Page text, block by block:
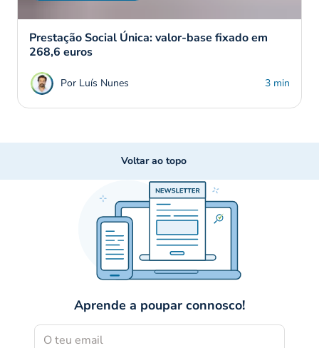
Prestação Social Única: valor-base fixado em
268,6 euros
Por Luís Nunes 3 min
Voltar ao topo
Aprende a poupar connosco!